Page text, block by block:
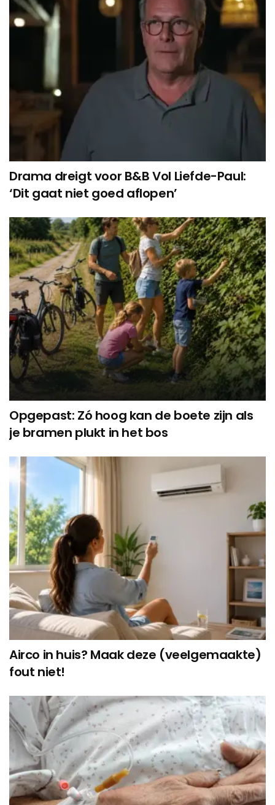
Drama dreigt voor B&B Vol Liefde-Paul:
‘Dit gaat niet goed aflopen’
Opgepast: Zó hoog kan de boete zijn als
je bramen plukt in het bos
Airco in huis? Maak deze (veelgemaakte)
fout niet!